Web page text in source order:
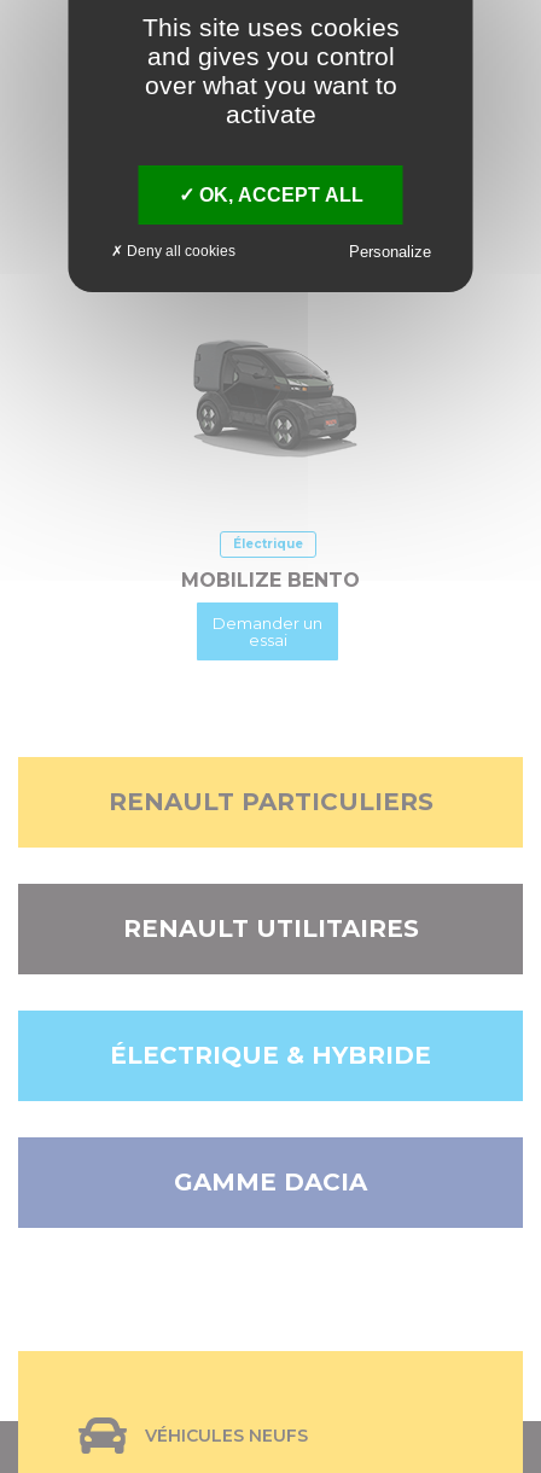
Électrique
MASTER PLATEAUX
A partir de60 000 €
MASTER PLATEAUX E-Tech électrique PRS L3 3T5
Fiche
Demander un
Électrique
MOBILIZE BENTO
Demander un
essai
RENAULT PARTICULIERS
RENAULT UTILITAIRES
ÉLECTRIQUE & HYBRIDE
GAMME DACIA
VÉHICULES NEUFS
This site uses cookies
and gives you control
over what you want to
activate
OK, ACCEPT ALL
Deny all cookies Personalize